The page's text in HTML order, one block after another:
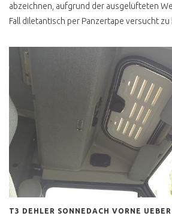
AUTOMATIK
MULTIVAN TÜV NEU
T4 HOCH LANG 9 SITZER
T4 BUDGET CAMPER
T4 FUNKTIONELLER
AUSBAU
T4 HYPE HÖCHSTPREISE
abzeichnen, aufgrund der ausgelüfteten
Fall diletantisch per Panzertape versucht zu
T3 DEHLER SONNEDACH VORNE UEBER